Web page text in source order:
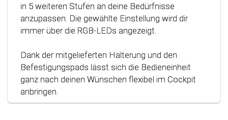
in 5 weiteren Stufen an deine Bedürfnisse
anzupassen. Die gewählte Einstellung wird dir
immer über die RGB-LEDs angezeigt.
Dank der mitgelieferten Halterung und den
Befestigungspads lässt sich die Bedieneinheit
ganz nach deinen Wünschen flexibel im Cockpit
anbringen.